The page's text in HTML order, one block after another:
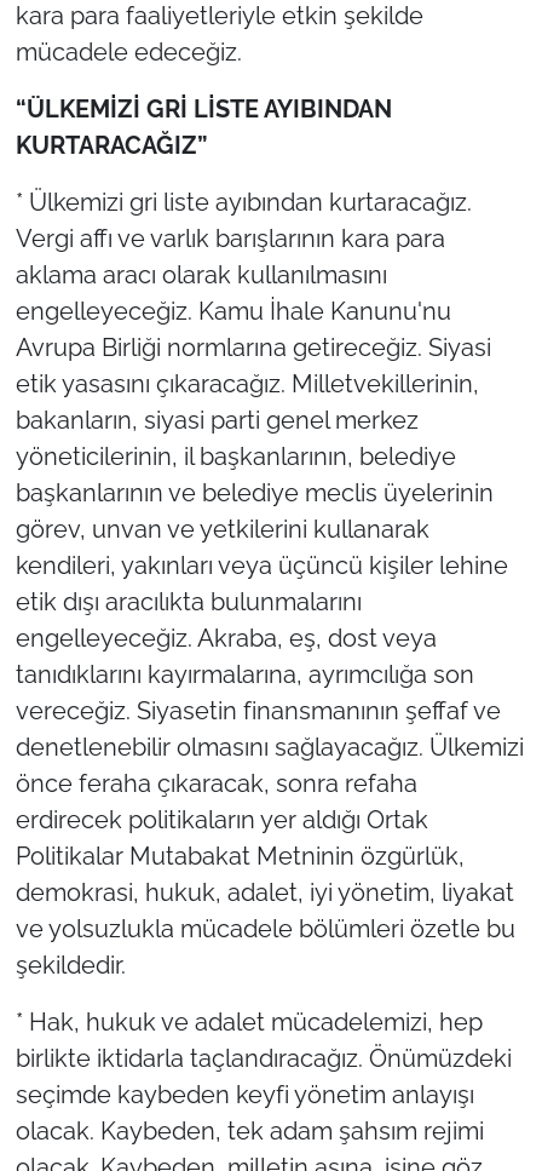
kara para faaliyetleriyle etkin şekilde
mücadele edeceğiz.
“ÜLKEMİZİ GRİ LİSTE AYIBINDAN
KURTARACAĞIZ”
* Ülkemizi gri liste ayıbından kurtaracağız.
Vergi affı ve varlık barışlarının kara para
aklama aracı olarak kullanılmasını
engelleyeceğiz. Kamu İhale Kanunu'nu
Avrupa Birliği normlarına getireceğiz. Siyasi
etik yasasını çıkaracağız. Milletvekillerinin,
bakanların, siyasi parti genel merkez
yöneticilerinin, il başkanlarının, belediye
başkanlarının ve belediye meclis üyelerinin
görev, unvan ve yetkilerini kullanarak
kendileri, yakınları veya üçüncü kişiler lehine
etik dışı aracılıkta bulunmalarını
engelleyeceğiz. Akraba, eş, dost veya
tanıdıklarını kayırmalarına, ayrımcılığa son
vereceğiz. Siyasetin finansmanının şeffaf ve
denetlenebilir olmasını sağlayacağız. Ülkemizi
önce feraha çıkaracak, sonra refaha
erdirecek politikaların yer aldığı Ortak
Politikalar Mutabakat Metninin özgürlük,
demokrasi, hukuk, adalet, iyi yönetim, liyakat
ve yolsuzlukla mücadele bölümleri özetle bu
şekildedir.
* Hak, hukuk ve adalet mücadelemizi, hep
birlikte iktidarla taçlandıracağız. Önümüzdeki
seçimde kaybeden keyfi yönetim anlayışı
olacak. Kaybeden, tek adam şahsım rejimi